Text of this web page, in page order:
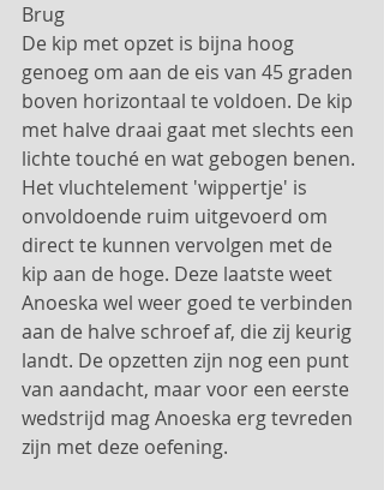
Brug
De kip met opzet is bijna hoog
genoeg om aan de eis van 45 graden
boven horizontaal te voldoen. De kip
met halve draai gaat met slechts een
lichte touché en wat gebogen benen.
Het vluchtelement 'wippertje' is
onvoldoende ruim uitgevoerd om
direct te kunnen vervolgen met de
kip aan de hoge. Deze laatste weet
Anoeska wel weer goed te verbinden
aan de halve schroef af, die zij keurig
landt. De opzetten zijn nog een punt
van aandacht, maar voor een eerste
wedstrijd mag Anoeska erg tevreden
zijn met deze oefening.